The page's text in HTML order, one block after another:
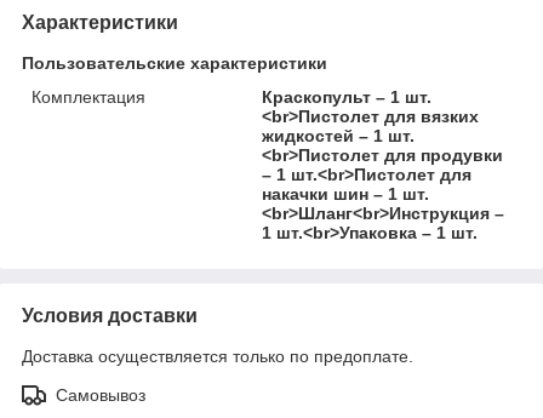
Характеристики
Пользовательские характеристики
Комплектация
Краскопульт – 1 шт.
<br>Пистолет для вязких
жидкостей – 1 шт.
<br>Пистолет для продувки
– 1 шт.<br>Пистолет для
накачки шин – 1 шт.
<br>Шланг<br>Инструкция –
1 шт.<br>Упаковка – 1 шт.
Условия доставки
Доставка осуществляется только по предоплате.
Самовывоз